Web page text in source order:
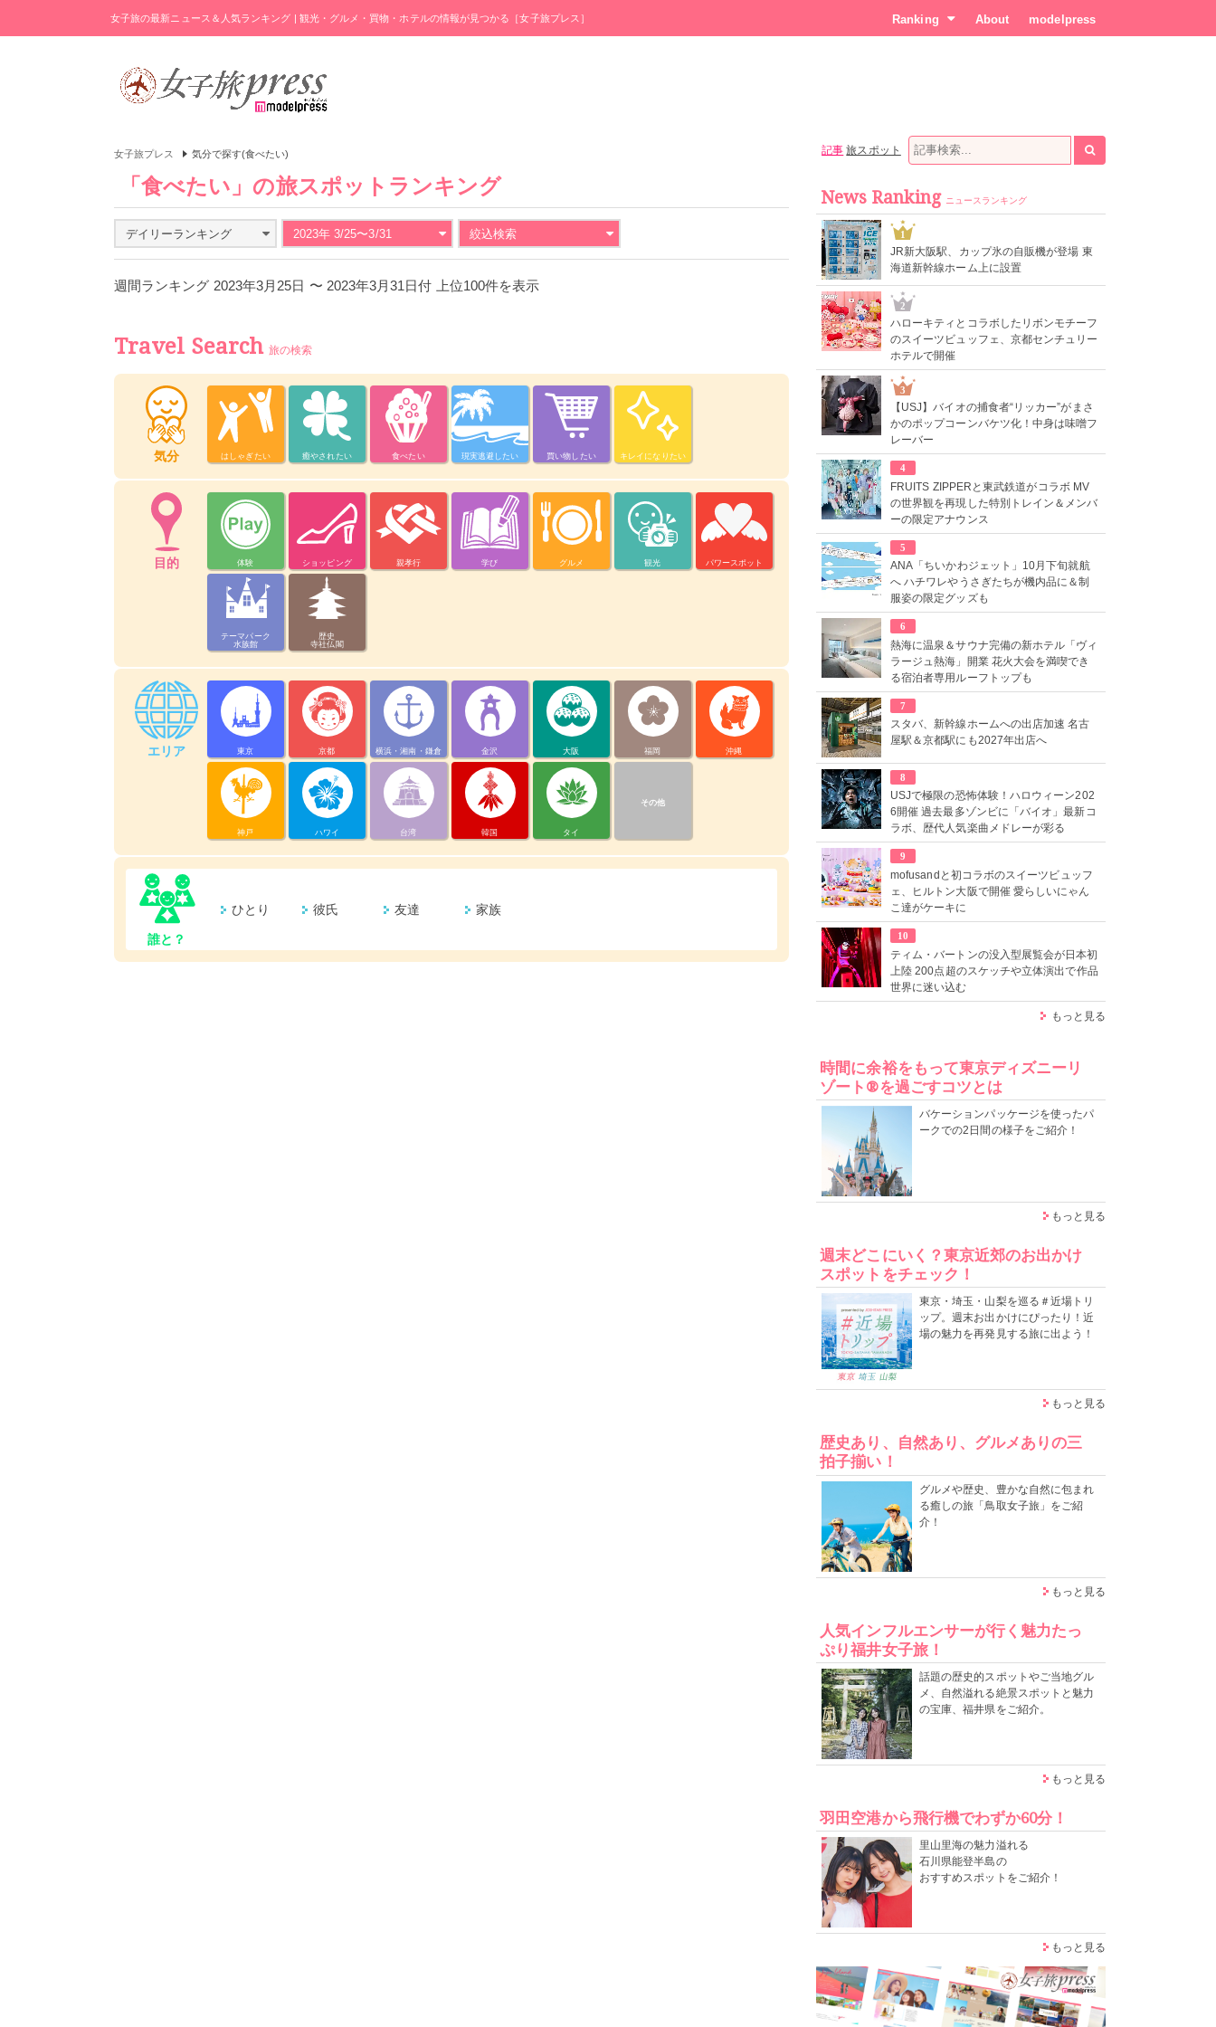
女子旅の最新ニュース＆人気ランキング | 観光・グルメ・買物・ホテルの情報が見つかる［女子旅プレス］ Ranking About modelpress
女子旅プレス 気分で探す(食べたい)
「食べたい」の旅スポットランキング
デイリーランキング 2023年 3/25〜3/31 絞込検索
週間ランキング 2023年3月25日 〜 2023年3月31日付 上位100件を表示
Travel Search 旅の検索
気分 はしゃぎたい 癒やされたい 食べたい 現実逃避したい 買い物したい キレイになりたい
目的 体験 ショッピング 親孝行 学び グルメ 観光 パワースポット
テーマパーク
水族館
歴史
寺社仏閣
エリア 東京 京都 横浜・湘南・鎌倉 金沢 大阪 福岡 沖縄
神戸 ハワイ 台湾 韓国 タイ
その他
誰と？
ひとり 彼氏 友達 家族
記事 旅スポット
News Ranking ニュースランキング
1
JR新大阪駅、カップ氷の自販機が登場 東
海道新幹線ホーム上に設置
2
ハローキティとコラボしたリボンモチーフ
のスイーツビュッフェ、京都センチュリー
ホテルで開催
3
【USJ】バイオの捕食者“リッカー”がまさ
かのポップコーンバケツ化！中身は味噌フ
レーバー
4
FRUITS ZIPPERと東武鉄道がコラボ MV
の世界観を再現した特別トレイン＆メンバ
ーの限定アナウンス
5
ANA「ちいかわジェット」10月下旬就航
へ ハチワレやうさぎたちが機内品に＆制
服姿の限定グッズも
6
熱海に温泉＆サウナ完備の新ホテル「ヴィ
ラージュ熱海」開業 花火大会を満喫でき
る宿泊者専用ルーフトップも
7
スタバ、新幹線ホームへの出店加速 名古
屋駅＆京都駅にも2027年出店へ
8
USJで極限の恐怖体験！ハロウィーン202
6開催 過去最多ゾンビに「バイオ」最新コ
ラボ、歴代人気楽曲メドレーが彩る
9
mofusandと初コラボのスイーツビュッフ
ェ、ヒルトン大阪で開催 愛らしいにゃん
こ達がケーキに
10
ティム・バートンの没入型展覧会が日本初
上陸 200点超のスケッチや立体演出で作品
世界に迷い込む
もっと見る
時間に余裕をもって東京ディズニーリ
ゾート®を過ごすコツとは
バケーションパッケージを使ったパ
ークでの2日間の様子をご紹介！
もっと見る
週末どこにいく？東京近郊のお出かけ
スポットをチェック！
東京・埼玉・山梨を巡る＃近場トリ
ップ。週末お出かけにぴったり！近
場の魅力を再発見する旅に出よう！
もっと見る
歴史あり、自然あり、グルメありの三
拍子揃い！
グルメや歴史、豊かな自然に包まれ
る癒しの旅「鳥取女子旅」をご紹
介！
もっと見る
人気インフルエンサーが行く魅力たっ
ぷり福井女子旅！
話題の歴史的スポットやご当地グル
メ、自然溢れる絶景スポットと魅力
の宝庫、福井県をご紹介。
もっと見る
羽田空港から飛行機でわずか60分！
里山里海の魅力溢れる
石川県能登半島の
おすすめスポットをご紹介！
もっと見る